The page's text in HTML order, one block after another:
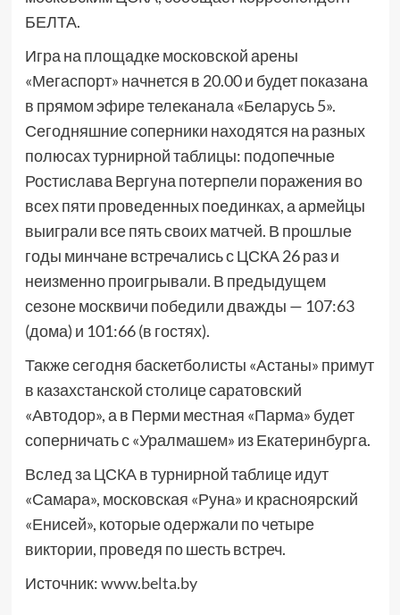
БЕЛТА.
Игра на площадке московской арены
«Мегаспорт» начнется в 20.00 и будет показана
в прямом эфире телеканала «Беларусь 5».
Сегодняшние соперники находятся на разных
полюсах турнирной таблицы: подопечные
Ростислава Вергуна потерпели поражения во
всех пяти проведенных поединках, а армейцы
выиграли все пять своих матчей. В прошлые
годы минчане встречались с ЦСКА 26 раз и
неизменно проигрывали. В предыдущем
сезоне москвичи победили дважды — 107:63
(дома) и 101:66 (в гостях).
Также сегодня баскетболисты «Астаны» примут
в казахстанской столице саратовский
«Автодор», а в Перми местная «Парма» будет
соперничать с «Уралмашем» из Екатеринбурга.
Вслед за ЦСКА в турнирной таблице идут
«Самара», московская «Руна» и красноярский
«Енисей», которые одержали по четыре
виктории, проведя по шесть встреч.
Источник:www.belta.by